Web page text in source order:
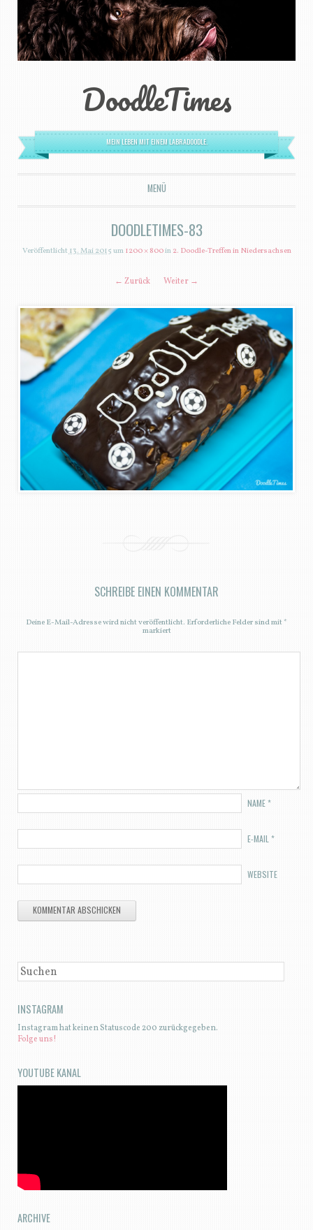
DoodleTimes
MEIN LEBEN MIT EINEM LABRADOODLE.
MENÜ
ZUM INHALT SPRINGEN
DOODLETIMES-83
Veröffentlicht13. Mai 2015um1200 × 800in2. Doodle-Treffen in Niedersachsen
← Zurück Weiter →
SCHREIBE EINEN KOMMENTAR
Deine E-Mail-Adresse wird nicht veröffentlicht. Erforderliche Felder sind mit*
markiert
NAME*
E-MAIL *
WEBSITE
SUCHEN
INSTAGRAM
Instagram hat keinen Statuscode 200 zurückgegeben.
Folge uns!
YOUTUBE KANAL
ARCHIVE